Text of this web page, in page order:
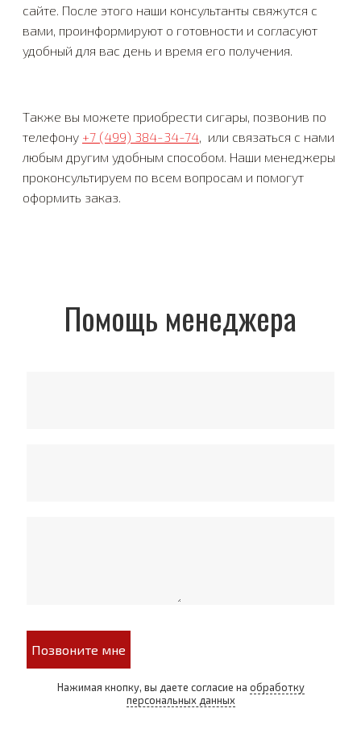
сайте. После этого наши консультанты свяжутся с
вами, проинформируют о готовности и согласуют
удобный для вас день и время его получения.
Также вы можете приобрести сигары, позвонив по
телефону +7 (499) 384-34-74, или связаться с нами
любым другим удобным способом. Наши менеджеры
проконсультируем по всем вопросам и помогут
оформить заказ.
Помощь менеджера
Позвоните мне
Нажимая кнопку, вы даете согласие на обработку
персональных данных